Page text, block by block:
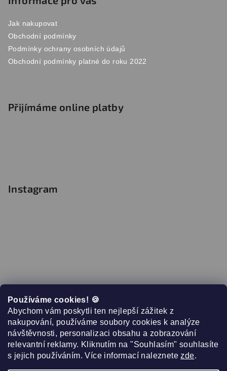
Používáme cookies! 🍪
Abychom vám poskytli ten nejlepší zážitek z
nakupování, používáme soubory cookies k analýze
návštěvnosti, personalizaci obsahu a zobrazování
relevantní reklamy. Kliknutím na "Souhlasím" souhlasíte
s jejich používáním. Více informací naleznetezde.
Jak nakupovat
Obchodní podmínky
Podmínky ochrany osobních údajů
Obchodní podmínky platné do roku 2022
Přijímáme online platby
Instagram